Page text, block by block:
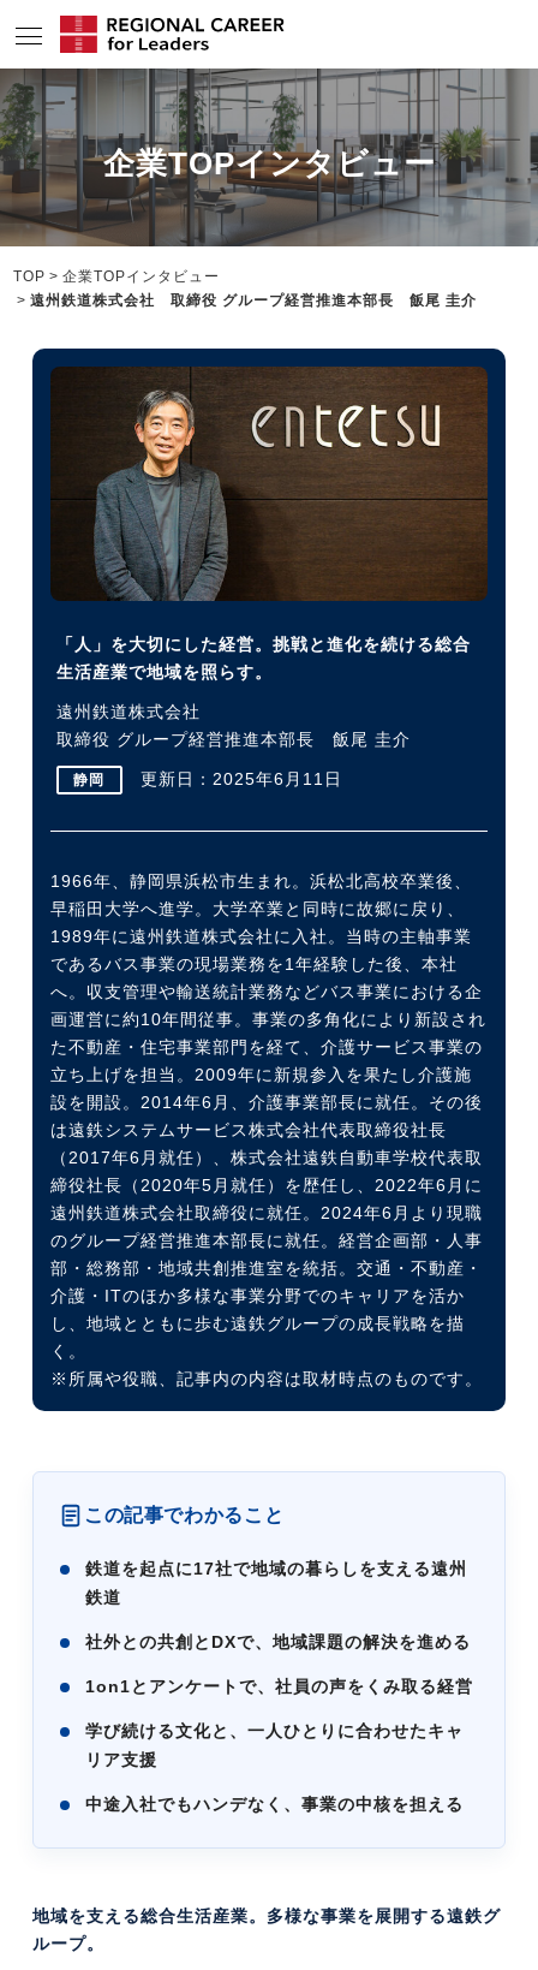
サービスの特長
求人情報
転職成功者インタビュー
地域の特色
メディア紹介実績
中長期で転職をお考えの方
企業TOPインタビュー
TOP
企業TOPインタビュー
遠州鉄道株式会社 取締役 グループ経営推進本部長 飯尾 圭介
「人」を大切にした経営。挑戦と進化を続ける総合
生活産業で地域を照らす。
遠州鉄道株式会社
取締役 グループ経営推進本部長 飯尾 圭介
静岡 更新日：2025年6月11日
1966年、静岡県浜松市生まれ。浜松北高校卒業後、
早稲田大学へ進学。大学卒業と同時に故郷に戻り、
1989年に遠州鉄道株式会社に入社。当時の主軸事業
であるバス事業の現場業務を1年経験した後、本社
へ。収支管理や輸送統計業務などバス事業における企
画運営に約10年間従事。事業の多角化により新設され
た不動産・住宅事業部門を経て、介護サービス事業の
立ち上げを担当。2009年に新規参入を果たし介護施
設を開設。2014年6月、介護事業部長に就任。その後
は遠鉄システムサービス株式会社代表取締役社長
（2017年6月就任）、株式会社遠鉄自動車学校代表取
締役社長（2020年5月就任）を歴任し、2022年6月に
遠州鉄道株式会社取締役に就任。2024年6月より現職
のグループ経営推進本部長に就任。経営企画部・人事
部・総務部・地域共創推進室を統括。交通・不動産・
介護・ITのほか多様な事業分野でのキャリアを活か
し、地域とともに歩む遠鉄グループの成長戦略を描
く。
※所属や役職、記事内の内容は取材時点のものです。
この記事でわかること
鉄道を起点に17社で地域の暮らしを支える遠州
鉄道
社外との共創とDXで、地域課題の解決を進める
1on1とアンケートで、社員の声をくみ取る経営
学び続ける文化と、一人ひとりに合わせたキャ
リア支援
中途入社でもハンデなく、事業の中核を担える
地域を支える総合生活産業。多様な事業を展開する遠鉄グ
ループ。